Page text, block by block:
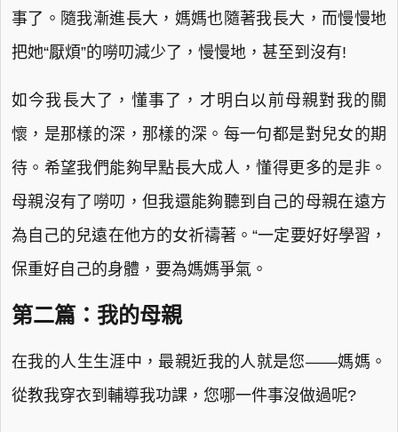
事了。隨我漸進長大，媽媽也隨著我長大，而慢慢地
把她“厭煩”的嘮叨減少了，慢慢地，甚至到沒有!
如今我長大了，懂事了，才明白以前母親對我的關
懷，是那樣的深，那樣的深。每一句都是對兒女的期
待。希望我們能夠早點長大成人，懂得更多的是非。
母親沒有了嘮叨，但我還能夠聽到自己的母親在遠方
為自己的兒遠在他方的女祈禱著。“一定要好好學習，
保重好自己的身體，要為媽媽爭氣。
第二篇：我的母親
在我的人生生涯中，最親近我的人就是您——媽媽。
從教我穿衣到輔導我功課，您哪一件事沒做過呢?